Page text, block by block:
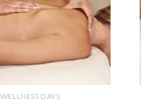
WELLNESS DAYS